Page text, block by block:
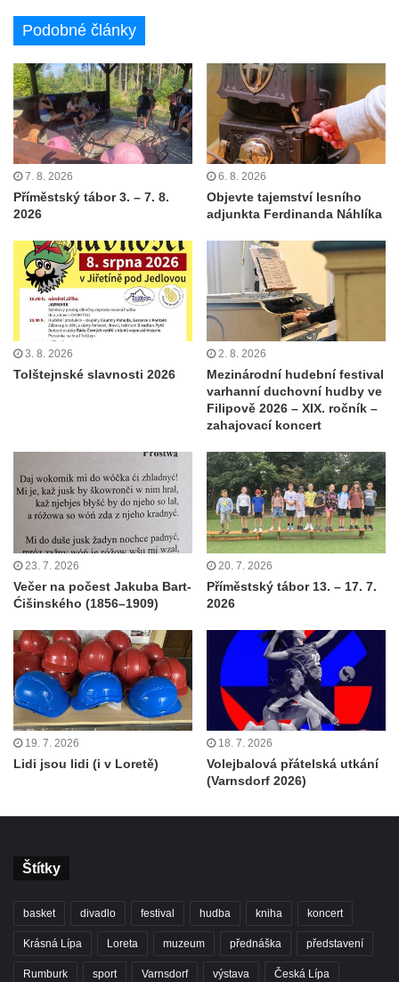
Podobné články
7. 8. 2026
Příměstský tábor 3. – 7. 8.
2026
6. 8. 2026
Objevte tajemství lesního
adjunkta Ferdinanda Náhlíka
3. 8. 2026
Tolštejnské slavnosti 2026
2. 8. 2026
Mezinárodní hudební festival
varhanní duchovní hudby ve
Filipově 2026 – XIX. ročník –
zahajovací koncert
23. 7. 2026
Večer na počest Jakuba Bart-
Ćišinského (1856–1909)
20. 7. 2026
Příměstský tábor 13. – 17. 7.
2026
19. 7. 2026
Lidi jsou lidi (i v Loretě)
18. 7. 2026
Volejbalová přátelská utkání
(Varnsdorf 2026)
Štítky
basket divadlo festival hudba kniha koncert
Krásná Lípa Loreta muzeum přednáška představení
Rumburk sport Varnsdorf výstava Česká Lípa